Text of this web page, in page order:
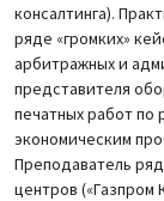
консалтинга).
ряде «громких»
арбитражных и
представителя
печатных работ по
экономическим
Преподаватель
центров